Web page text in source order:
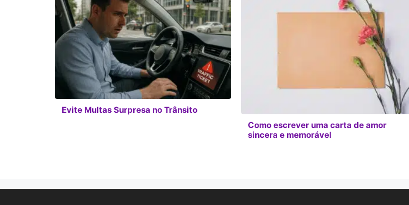
Evite Multas Surpresa no Trânsito
Como escrever uma carta de amor
sincera e memorável